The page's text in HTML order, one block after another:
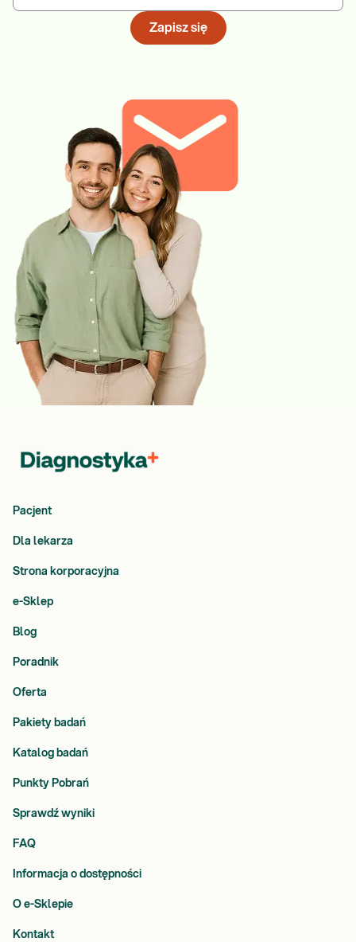
Zapisz się
Pacjent
Dla lekarza
Strona korporacyjna
e-Sklep
Blog
Poradnik
Oferta
Pakiety badań
Katalog badań
Punkty Pobrań
Sprawdź wyniki
FAQ
Informacja o dostępności
O e-Sklepie
Kontakt